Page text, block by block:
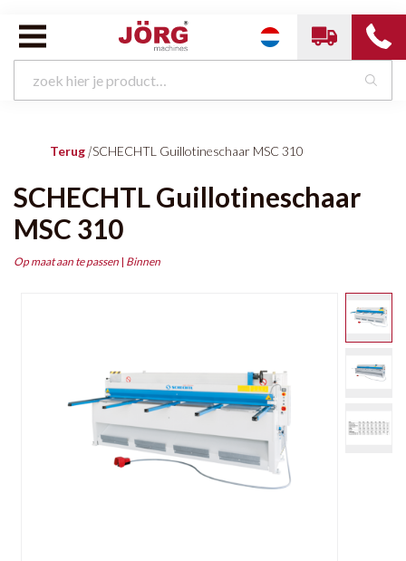
Terug |SCHECHTL Guillotineschaar MSC 310
SCHECHTL Guillotineschaar
MSC 310
Op maat aan te passen | Binnen